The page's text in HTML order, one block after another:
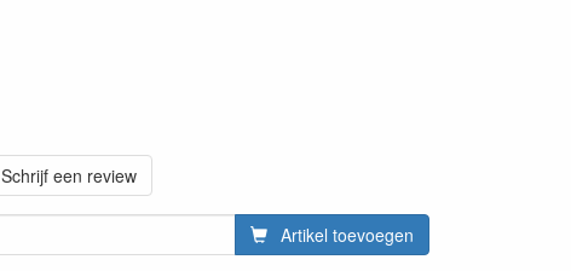
Schrijf een review
Artikel toevoegen